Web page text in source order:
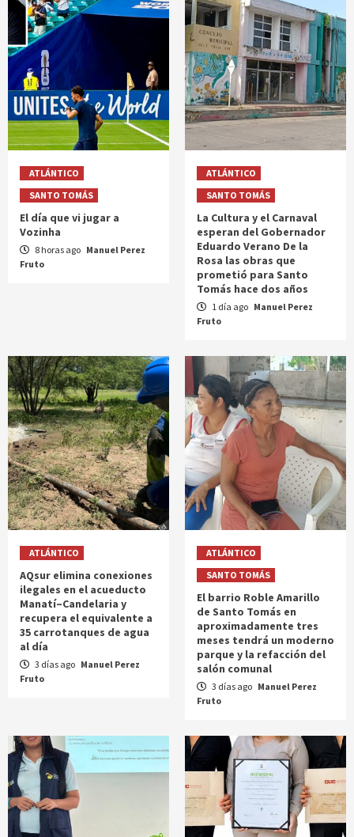
ATLÁNTICO
SANTO TOMÁS
El día que vi jugar a
Vozinha
8 horas ago Manuel Perez
Fruto
ATLÁNTICO
SANTO TOMÁS
La Cultura y el Carnaval
esperan del Gobernador
Eduardo Verano De la
Rosa las obras que
prometió para Santo
Tomás hace dos años
1 día ago Manuel Perez
Fruto
ATLÁNTICO
AQsur elimina conexiones
ilegales en el acueducto
Manatí–Candelaria y
recupera el equivalente a
35 carrotanques de agua
al día
3 días ago Manuel Perez
Fruto
ATLÁNTICO
SANTO TOMÁS
El barrio Roble Amarillo
de Santo Tomás en
aproximadamente tres
meses tendrá un moderno
parque y la refacción del
salón comunal
3 días ago Manuel Perez
Fruto